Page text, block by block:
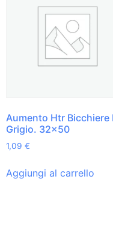
Aumento Htr Bicchiere
Grigio. 32×50
1,09 €
Aggiungi al carrello